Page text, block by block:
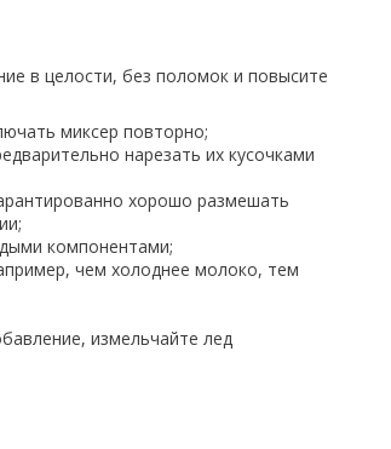
в целости, без поломок и повысите
миксер повторно;
нарезать их кусочками
хорошо размешать
компонентами;
чем холоднее молоко, тем
измельчайте лед